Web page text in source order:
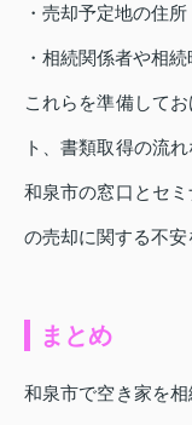
・売却予定地の住
・相続関係者や相
これらを準備して
ト、書類取得の流
和泉市の窓口とセ
の売却に関する不安
まとめ
和泉市で空き家を